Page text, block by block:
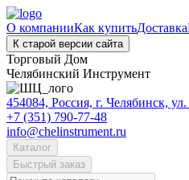
О компанииКак купитьДоставка
К старой версии сайта
Торговый Дом
Челябинский Инструмент
454084, Россия, г. Челябинск,
+7 (351) 790-77-48
info@chelinstrument.ru
Каталог
Быстрый заказ